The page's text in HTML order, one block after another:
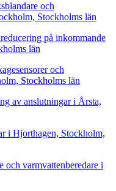
och
Stockholms län
på inkommande
län
och
Stockholms län
av anslutningar i Årsta,
i Hjorthagen, Stockholm,
och varmvattenberedare i